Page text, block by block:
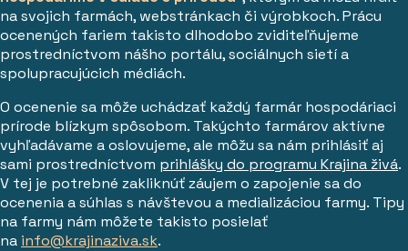
na svojich farmách, webstránkach či výrobkoch. Prácu
ocenených fariem takisto dlhodobo zviditeľňujeme
prostredníctvom nášho portálu, sociálnych sietí a
spolupracujúcich médiách.
O ocenenie sa môže uchádzať každý farmár hospodáriaci
prírode blízkym spôsobom. Takýchto farmárov aktívne
vyhľadávame a oslovujeme, ale môžu sa nám prihlásiť aj
sami prostredníctvom prihlášky do programu Krajina živá.
V tej je potrebné zakliknúť záujem o zapojenie sa do
ocenenia a súhlas s návštevou a medializáciou farmy. Tipy
na farmy nám môžete takisto posielať
na info@krajinaziva.sk.